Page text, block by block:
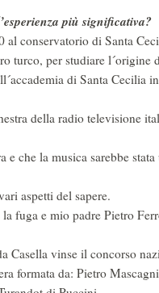
più significativa?
conservatorio di Santa
turco, per studiare l´origine
di Santa Cecilia
della radio televisione
che la musica sarebbe stata
aspetti del sapere.
fuga e mio padre Pietro
Casella vinse il concorso
formata da: Pietro